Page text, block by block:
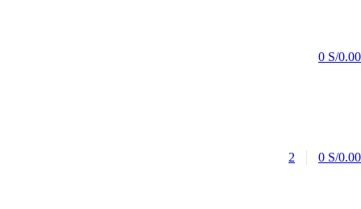
0 S/0.00
2 0 S/0.00